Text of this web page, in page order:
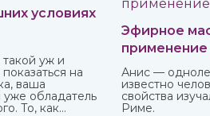
условиях
уж и
на
ваша
уже обладатель
То, как
Эфирное
применение
Анис —
известно
свойства
Риме.